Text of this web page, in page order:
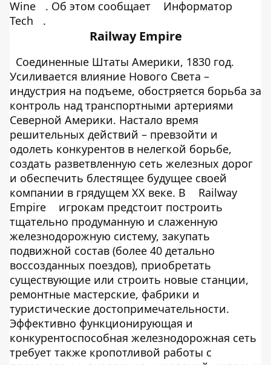
Wine
. Об этом сообщает
Информатор
Tech
.
Railway Empire
Соединенные Штаты Америки, 1830 год.
Усиливается влияние Нового Света –
индустрия на подъеме, обостряется борьба за
контроль над транспортными артериями
Северной Америки. Настало время
решительных действий – превзойти и
одолеть конкурентов в нелегкой борьбе,
создать разветвленную сеть железных дорог
и обеспечить блестящее будущее своей
компании в грядущем ХХ веке. В
Railway
Empire
игрокам предстоит построить
тщательно продуманную и слаженную
железнодорожную систему, закупать
подвижной состав (более 40 детально
воссозданных поездов), приобретать
существующие или строить новые станции,
ремонтные мастерские, фабрики и
туристические достопримечательности.
Эффективно функционирующая и
конкурентоспособная железнодорожная сеть
требует также кропотливой работы с